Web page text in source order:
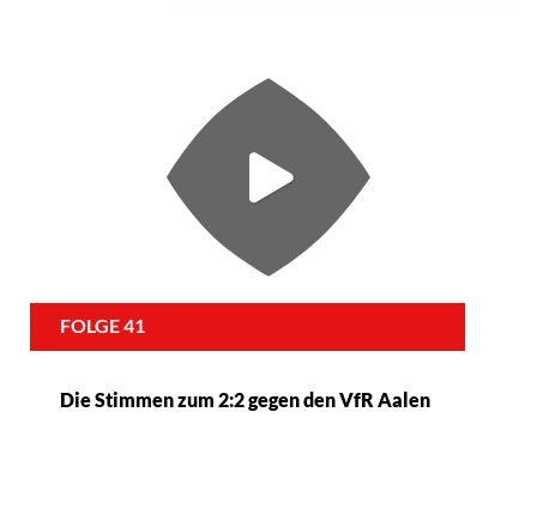
FOLGE 41
Die Stimmen zum 2:2 gegen den VfR Aalen